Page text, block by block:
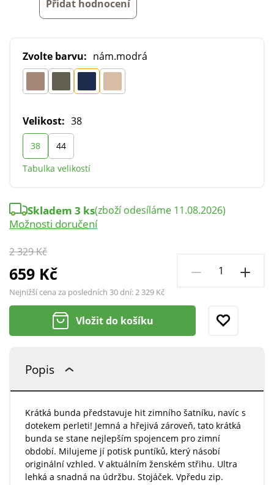
Přidat hodnocení
Zvolte barvu: nám.modrá
Velikost: 38
38
44
Tabulka velikostí
2 329 Kč
659 Kč
Nejnižší cena za posledních 30 dní:2 329 Kč
Skladem 3 ks(zboží odesíláme 11.08.2026)
Možnosti doručení
Vložit do košíku
Popis
Krátká bunda představuje hit zimního šatníku, navíc s
dotekem perleti! Jemná a hřejivá zároveň, tato krátká
bunda se stane nejlepším spojencem pro zimní
období. Milujeme jí potisk puntíků, který násobí
originální vzhled. V aktuálním ženském střihu. Ultra
lehká a snadná na údržbu. Stojáček. Vpředu zip.